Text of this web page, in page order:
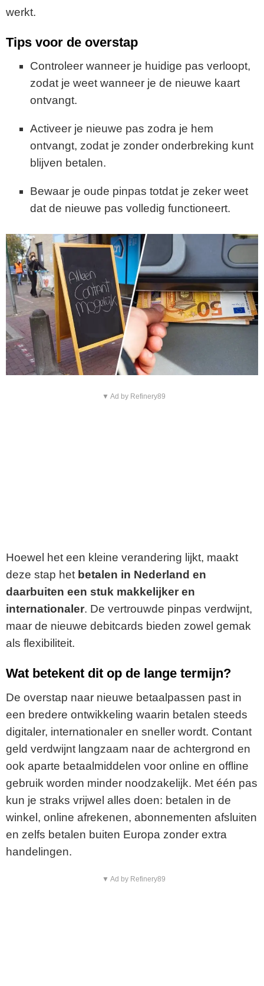
werkt.
Tips voor de overstap
Controleer wanneer je huidige pas verloopt,
zodat je weet wanneer je de nieuwe kaart
ontvangt.
Activeer je nieuwe pas zodra je hem
ontvangt, zodat je zonder onderbreking kunt
blijven betalen.
Bewaar je oude pinpas totdat je zeker weet
dat de nieuwe pas volledig functioneert.
▼ Ad by Refinery89
Hoewel het een kleine verandering lijkt, maakt
deze stap het betalen in Nederland en
daarbuiten een stuk makkelijker en
internationaler. De vertrouwde pinpas verdwijnt,
maar de nieuwe debitcards bieden zowel gemak
als flexibiliteit.
Wat betekent dit op de lange termijn?
De overstap naar nieuwe betaalpassen past in
een bredere ontwikkeling waarin betalen steeds
digitaler, internationaler en sneller wordt. Contant
geld verdwijnt langzaam naar de achtergrond en
ook aparte betaalmiddelen voor online en offline
gebruik worden minder noodzakelijk. Met één pas
kun je straks vrijwel alles doen: betalen in de
winkel, online afrekenen, abonnementen afsluiten
en zelfs betalen buiten Europa zonder extra
handelingen.
▼ Ad by Refinery89